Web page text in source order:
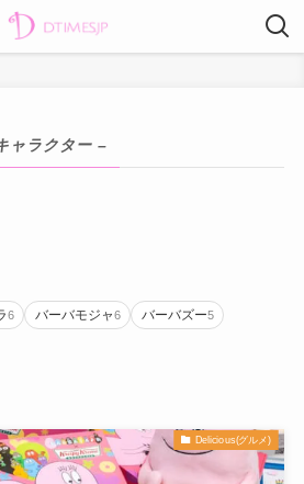
ャラクター –
6 バーバモジャ6 バーバズー5
Delicious(グルメ)